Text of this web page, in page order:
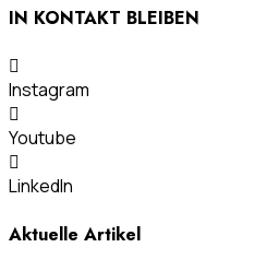
IN KONTAKT BLEIBEN
Instagram
Youtube
LinkedIn
Aktuelle Artikel